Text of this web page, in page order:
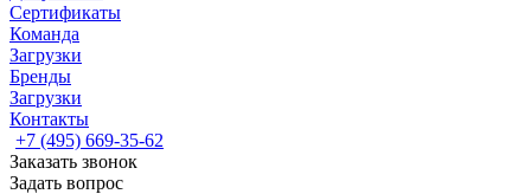
Сертификаты
Команда
Загрузки
Бренды
Загрузки
Контакты
+7 (495) 669-35-62
Заказать звонок
Задать вопрос